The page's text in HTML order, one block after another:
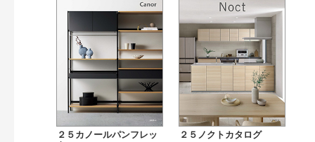
目次も検索 検 索
おすすめハッシュタグ
まずはここから（1）
施工イメージ・アイデア集（4）
リフォームおすすめ（4）
玄関ドア・引戸（11）
インテリア建材（1）
インテリアファブリック（1）
エクステリア（5）
２５カノールパンフレッ
２５ノクトカタログ